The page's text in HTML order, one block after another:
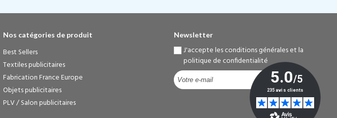
Nos catégories de produit
Best Sellers
Textiles publicitaires
Fabrication France Europe
Objets publicitaires
PLV / Salon publicitaires
Newsletter
J'accepte les conditions générales et la
politique de confidentialité